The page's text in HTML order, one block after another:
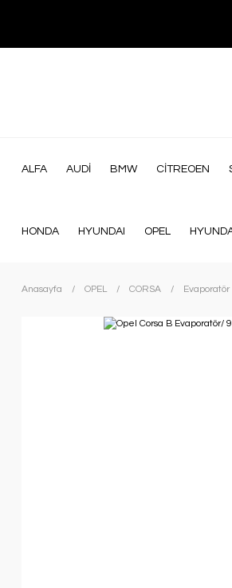
ALFA AUDİ BMW CİTREOEN
HONDA HYUNDAI OPEL
Anasayfa OPEL CORSA Evaporatör